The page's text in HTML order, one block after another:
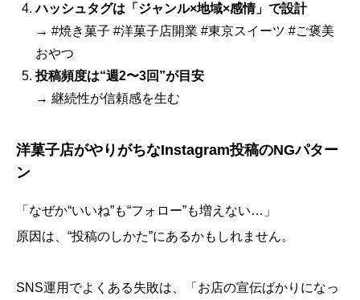
ハッシュタグは「ジャンル×地域×感情」で設計
→ #焼き菓子 #洋菓子店開業 #東京スイーツ #ご褒美
おやつ
投稿頻度は“週2〜3回”が目安
→ 継続性が信頼感を生む
洋菓子店がやりがちなInstagram投稿のNGパター
ン
「なぜか“いいね”も“フォロー”も増えない…」
原因は、“投稿のしかた”にあるかもしれません。
SNS運用でよくある失敗は、「お店の宣伝ばかりになっ